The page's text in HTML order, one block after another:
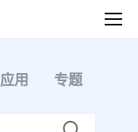
应用 专题